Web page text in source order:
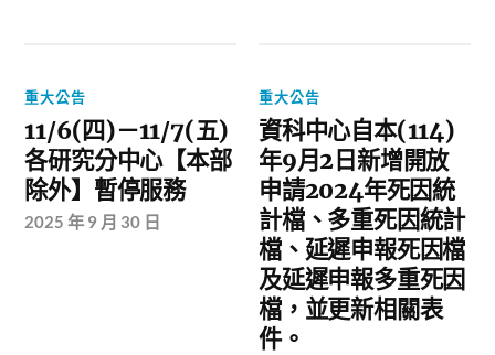
重大公告
11/6(四)－11/7(五)
各研究分中心【本部
除外】暫停服務
2025 年 9 月 30 日
重大公告
資科中心自本(114)
年9月2日新增開放
申請2024年死因統
計檔、多重死因統計
檔、延遲申報死因檔
及延遲申報多重死因
檔，並更新相關表
件。